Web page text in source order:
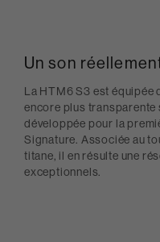
Un son
La HTM6 S3 est équipée
encore plus transparente
développée pour la
Signature. Associée au
titane, il en résulte une
exceptionnels.